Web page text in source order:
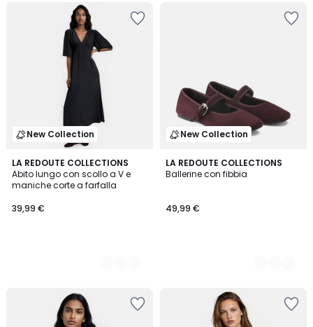
New Collection
LA REDOUTE COLLECTIONS
Abito lungo con scollo a V e
maniche corte a farfalla
39,99 €
2
Colori
New Collection
LA REDOUTE COLLECTIONS
Ballerine con fibbia
49,99 €
2
Colori